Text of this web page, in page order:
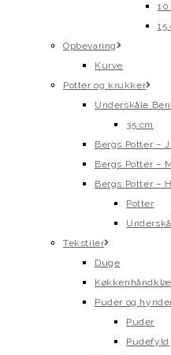
10
15
Opbevaring
Kurve
Potter og krukker
Underskåle
35 cm
Bergs Potter –
Bergs Potter –
Bergs Potter –
Potter
Tekstiler
Duge
Puder og
Puder
Pudefyld